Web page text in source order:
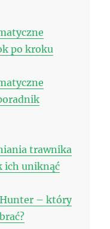
po kroku
trawnika
ich uniknąć
– który